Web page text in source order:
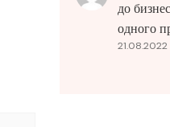
до
одного
21.08.2022